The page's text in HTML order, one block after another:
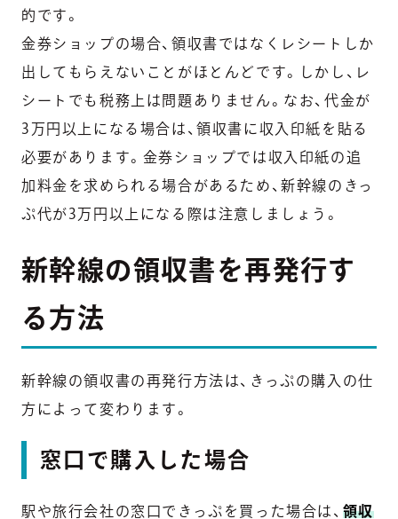
的です。
金券ショップの場合、領収書ではなくレシートしか
出してもらえないことがほとんどです。しかし、レ
シートでも税務上は問題ありません。なお、代金が
3万円以上になる場合は、領収書に収入印紙を貼る
必要があります。金券ショップでは収入印紙の追
加料金を求められる場合があるため、新幹線のきっ
ぷ代が3万円以上になる際は注意しましょう。
新幹線の領収書を再発行す
る方法
新幹線の領収書の再発行方法は、きっぷの購入の仕
方によって変わります。
窓口で購入した場合
駅や旅行会社の窓口できっぷを買った場合は、 領収